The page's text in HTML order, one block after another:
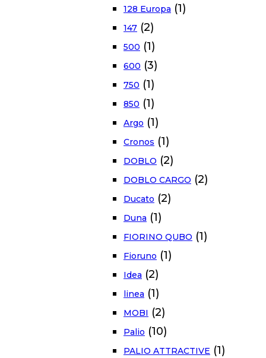
128 Europa (1)
147 (2)
500 (1)
600 (3)
750 (1)
850 (1)
Argo (1)
Cronos (1)
DOBLO (2)
DOBLO CARGO (2)
Ducato (2)
Duna (1)
FIORINO QUBO (1)
Fioruno (1)
Idea (2)
linea (1)
MOBI (2)
Palio (10)
PALIO ATTRACTIVE (1)